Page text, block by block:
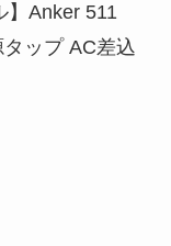
】Anker 511
ップ AC差込